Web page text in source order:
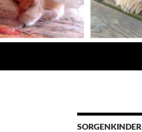
SORGENKINDER